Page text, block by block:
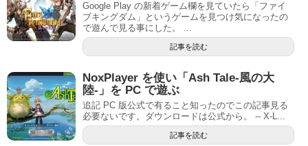
Google Play の新着ゲーム欄を見ていたら「ファイ
ブキングダム」というゲームを見つけ気になったの
で遊んで見る事にした。 ...
記事を読む
NoxPlayer を使い「Ash Tale-風の大
陸-」を PC で遊ぶ
追記 PC 版公式で有ること知ったのでこの記事見る
必要ないです。ダウンロードは公式から。 -- X-L...
記事を読む